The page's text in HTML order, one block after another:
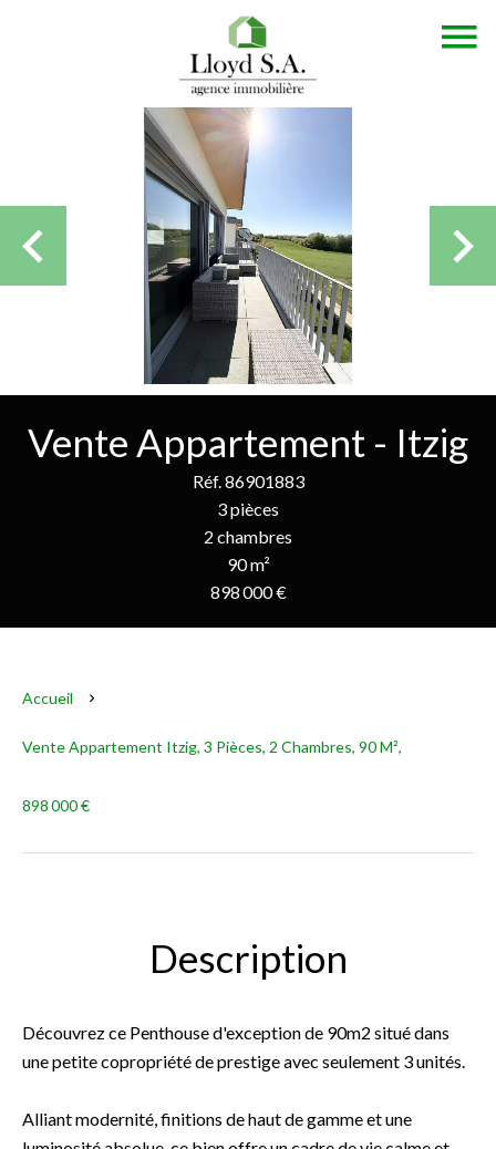
Vente Appartement - Itzig
Réf. 86901883
3 pièces
2 chambres
90 m²
898 000 €
Accueil
Vente Appartement Itzig, 3 Pièces, 2 Chambres, 90 M²,
898 000 €
Description
Découvrez ce Penthouse d'exception de 90m2 situé dans
une petite copropriété de prestige avec seulement 3 unités.
Alliant modernité, finitions de haut de gamme et une